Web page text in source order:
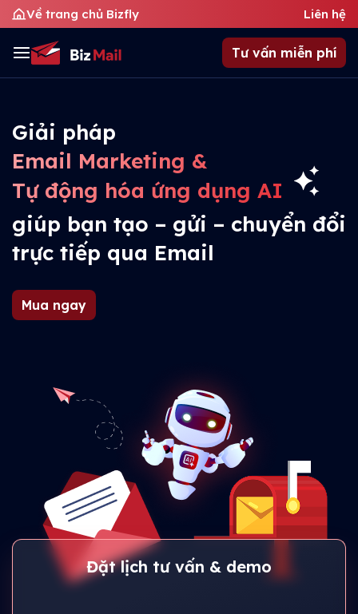
Về trang chủ Bizfly Liên hệ
Tư vấn miễn phí
Giải pháp
Email Marketing &
Tự động hóa ứng dụng AI
giúp bạn tạo – gửi – chuyển đổi
trực tiếp qua Email
Mua ngay
Đặt lịch tư vấn & demo